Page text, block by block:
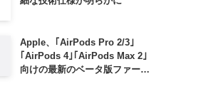
Apple、｢AirPods Pro 2/3｣
｢AirPods 4｣｢AirPods Max 2｣
向けの最新のベータ版ファーム